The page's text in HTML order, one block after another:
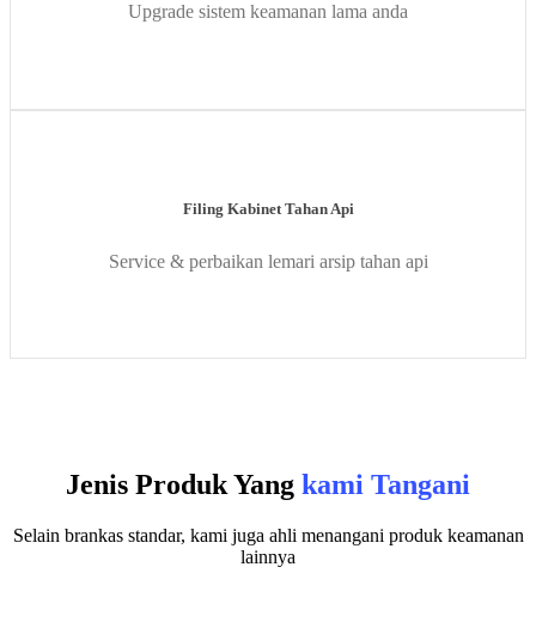
Upgrade sistem keamanan lama anda
Filing Kabinet Tahan Api
Service & perbaikan lemari arsip tahan api
Jenis Produk Yang kami Tangani
Selain brankas standar, kami juga ahli menangani produk keamanan
lainnya